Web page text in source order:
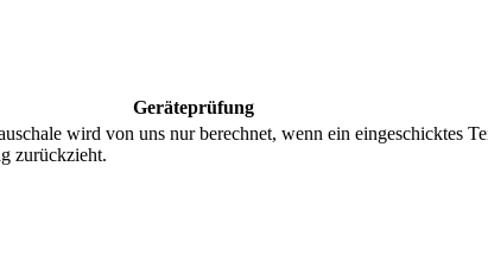
Geräteprüfung
wird von uns nur berechnet, wenn ein eingeschicktes
zurückzieht.